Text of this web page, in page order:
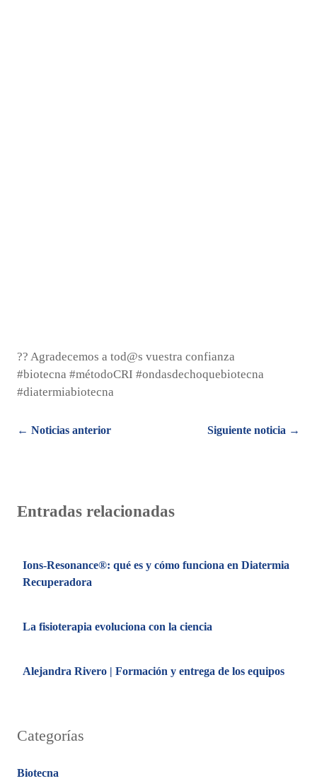
?? Agradecemos a tod@s vuestra confianza
#biotecna #métodoCRI #ondasdechoquebiotecna
#diatermiabiotecna
Posts
← Noticias anterior Siguiente noticia →
Entradas relacionadas
Ions-Resonance®: qué es y cómo funciona en Diatermia
Recuperadora
La fisioterapia evoluciona con la ciencia
Alejandra Rivero | Formación y entrega de los equipos
Categorías
Biotecna